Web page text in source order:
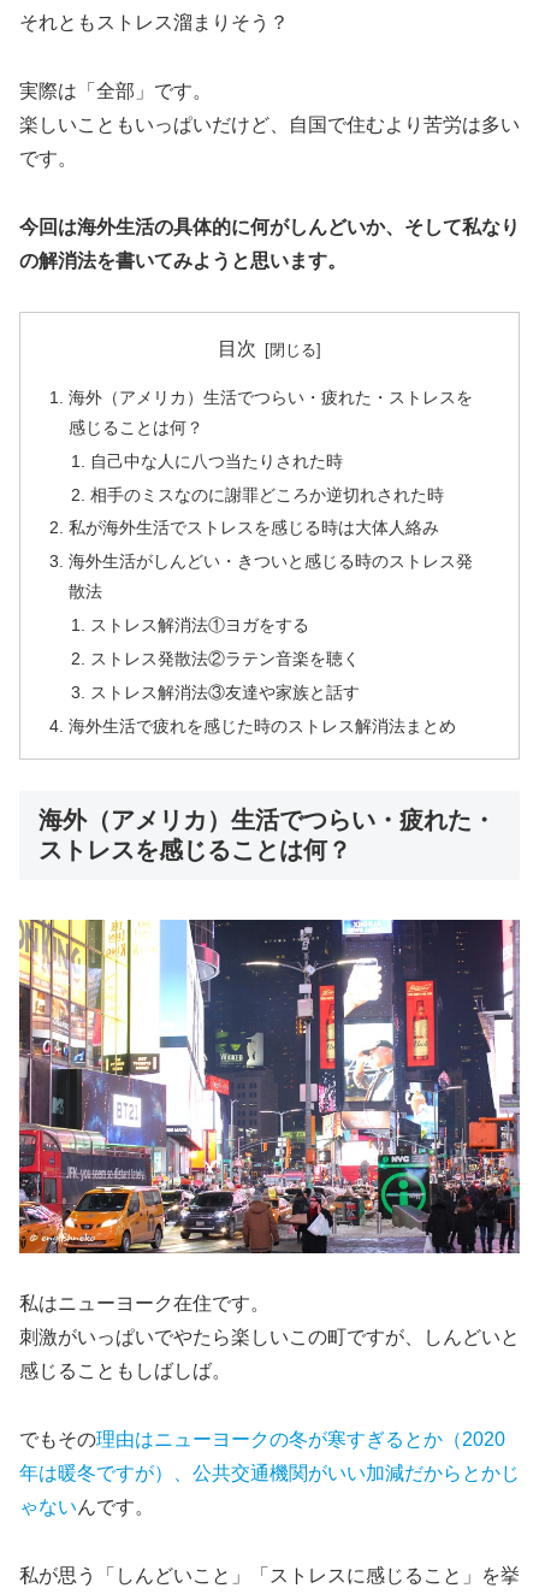
それともストレス溜まりそう？
実際は「全部」です。
楽しいこともいっぱいだけど、自国で住むより苦労は多い
です。
今回は海外生活の具体的に何がしんどいか、そして私なり
の解消法を書いてみようと思います。
目次
海外（アメリカ）生活でつらい・疲れた・ストレスを
感じることは何？
自己中な人に八つ当たりされた時
相手のミスなのに謝罪どころか逆切れされた時
私が海外生活でストレスを感じる時は大体人絡み
海外生活がしんどい・きついと感じる時のストレス発
散法
ストレス解消法①ヨガをする
ストレス発散法②ラテン音楽を聴く
ストレス解消法③友達や家族と話す
海外生活で疲れを感じた時のストレス解消法まとめ
海外（アメリカ）生活でつらい・疲れた・
ストレスを感じることは何？
私はニューヨーク在住です。
刺激がいっぱいでやたら楽しいこの町ですが、しんどいと
感じることもしばしば。
でもその理由はニューヨークの冬が寒すぎるとか（2020
年は暖冬ですが）、公共交通機関がいい加減だからとかじ
ゃないんです。
私が思う「しんどいこと」「ストレスに感じること」を挙